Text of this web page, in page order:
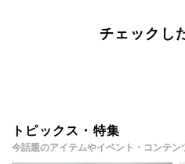
チェックし
トピックス・特集
今話題のアイテムやイベント・コンテン